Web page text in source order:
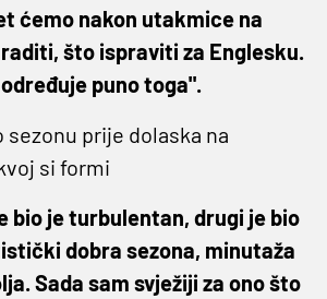
ćemo nakon utakmice na
što ispraviti za Englesku.
puno toga".
sezonu prije dolaska na
si formi
bio je turbulentan, drugi je bio
dobra sezona, minutaža
Sada sam svježiji za ono što